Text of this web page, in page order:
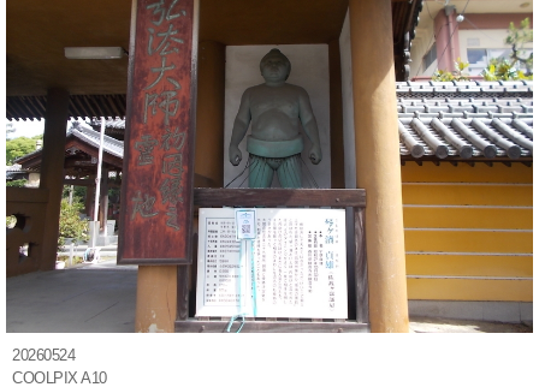
20260524
COOLPIX A10